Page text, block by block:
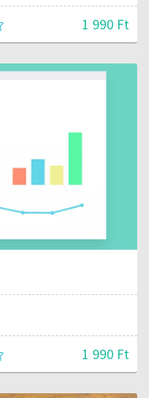
1 990 Ft
1 990 Ft